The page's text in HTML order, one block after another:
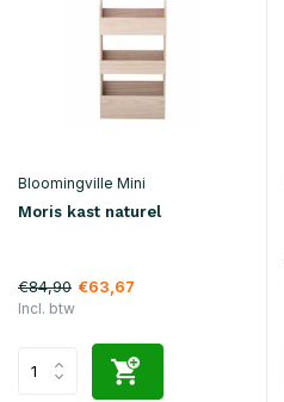
Bloomingville Mini
Moris kast naturel
€84,90 €63,67
Incl. btw